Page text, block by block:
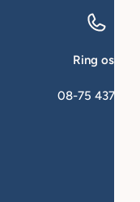
Ring oss
08-75 437 00